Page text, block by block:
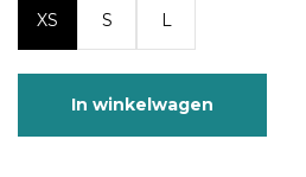
XS S L
In winkelwagen